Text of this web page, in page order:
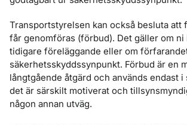
Transportstyrelsen kan också besluta att
får genomföras (förbud). Det gäller om
tidigare föreläggande eller om
säkerhetsskyddssynpunkt. Förbud är en
långtgående åtgärd och används endast
det är särskilt motiverat och
någon annan utväg.